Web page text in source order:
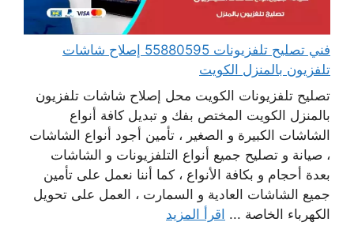
فني تصليح تلفزيونات 55880595 إصلاح شاشات
تلفزيون بالمنزل الكويت
تصليح تلفزيونات الكويت محل إصلاح شاشات تلفزيون
بالمنزل الكويت المختص بفك و تبديل كافة أنواع
الشاشات الكبيرة و الصغير ، تأمين أجود أنواع الشاشات
، صيانة و تصليح جميع أنواع التلفزيونات و الشاشات
بعدة أحجام و بكافة الأنواع ، كما أننا نعمل على تأمين
جميع الشاشات العادية و السمارت ، العمل على تحويل
الكهرباء الخاصة ... اقرأ المزيد